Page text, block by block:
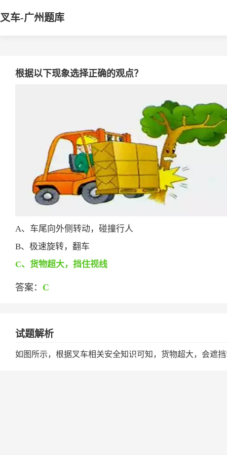
叉车-广州题库
根据以下现象选择正确的观点？
A、车尾向外侧转动，碰撞行人
B、极速旋转，翻车
C、货物超大，挡住视线
答案： C
试题解析
如图所示，根据叉车相关安全知识可知，货物超大，会遮